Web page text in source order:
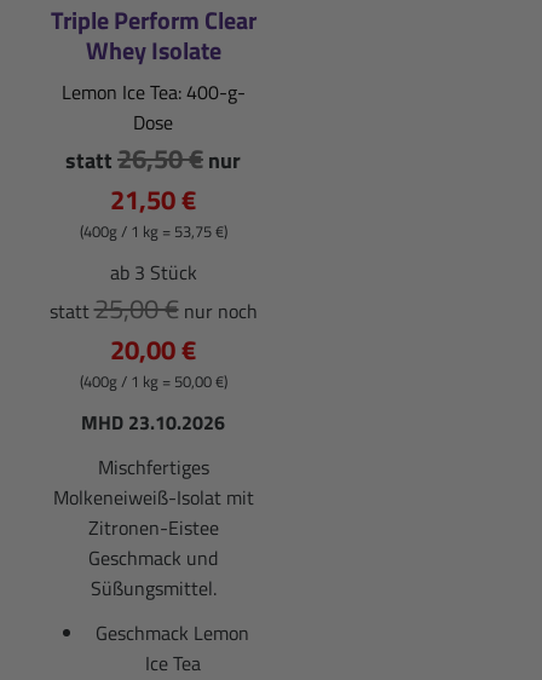
Triple Perform Clear
Whey Isolate
Lemon Ice Tea: 400-g-
Dose
statt26,50 €nur
21,50 €
(400g / 1 kg = 53,75 €)
ab 3 Stück
statt25,00 €nur noch
20,00 €
(400g / 1 kg = 50,00 €)
MHD 23.10.2026
Mischfertiges
Molkeneiweiß-Isolat mit
Zitronen-Eistee
Geschmack und
Süßungsmittel.
Geschmack Lemon
Ice Tea